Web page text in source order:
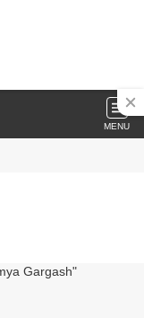
MENU